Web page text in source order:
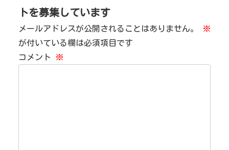
トを募集しています
メールアドレスが公開されることはありません。
※
が付いている欄は必須項目です
コメント
※